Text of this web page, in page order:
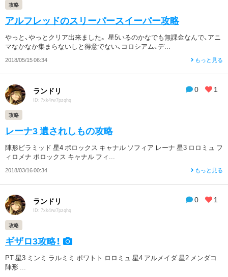
攻略
アルフレッドのスリーパースイーパー攻略
やっと、やっとクリア出来ました。 星5いるのかなでも無課金なんで、アニ
マなかなか集まらないしと得意でない、コロシアム、デ...
2018/05/15 06:34 もっと見る
0 1
ランドリ
ID: 7xk4rw7pzqhq
攻略
レーナ3 遺されしもの攻略
陣形ピラミッド 星4 ポロックス キャナル ソフィア レーナ 星3 ロロミュ フ
ィロメナ ポロックス キャナル フィ...
2018/03/16 00:34 もっと見る
0 1
ランドリ
ID: 7xk4rw7pzqhq
攻略
ギザロ3攻略！
PT 星3 ミンミ ラルミミ ポワトト ロロミュ 星4 アルメイダ 星2 メンダコ
陣形 ...